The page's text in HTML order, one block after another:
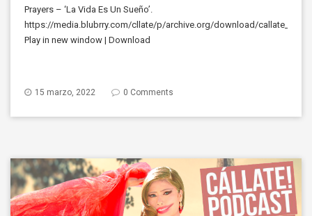
Prayers – ‘La Vida Es Un Sueño’.
https://media.blubrry.com/cllate/p/archive.org/download/
Play in new window | Download
15 marzo, 2022 0 Comments